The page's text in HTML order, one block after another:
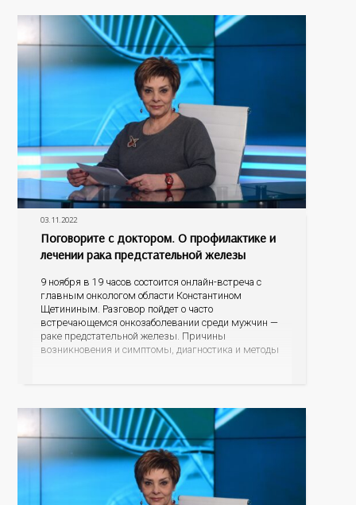
03.11.2022
Поговорите с доктором. О профилактике и
лечении рака предстательной железы
9 ноября в 19 часов состоится онлайн-встреча с
главным онкологом области Константином
Щетининым. Разговор пойдет о часто
встречающемся онкозаболевании среди мужчин —
раке предстательной железы. Причины
возникновения и симптомы, диагностика и методы